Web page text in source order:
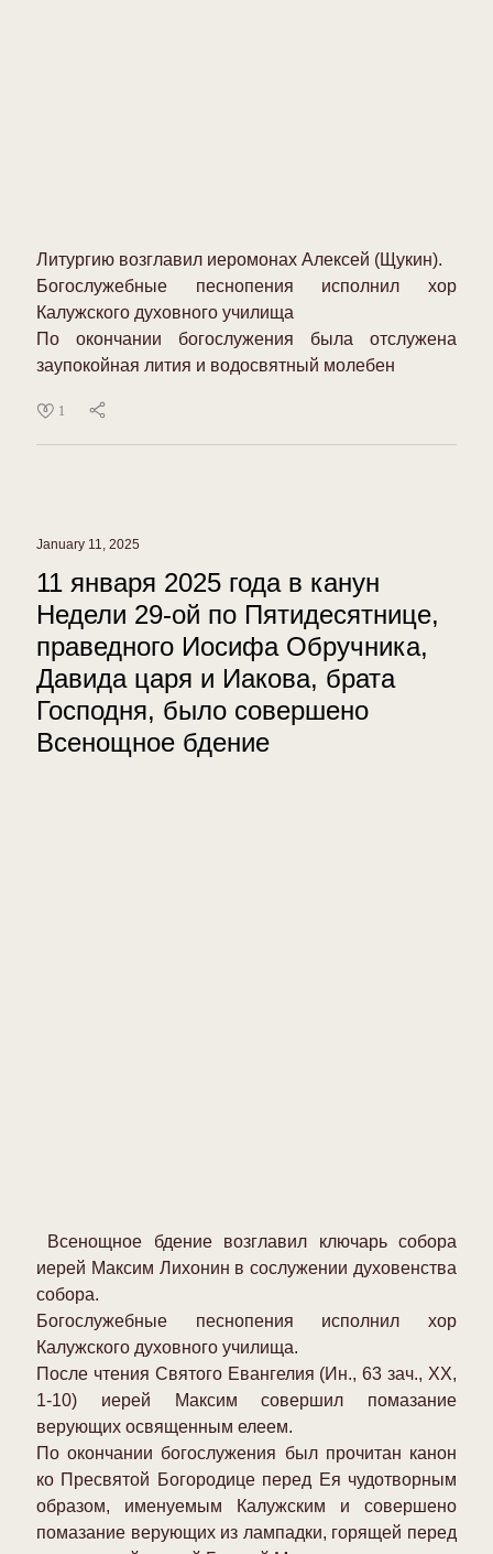
Литургию возглавил иеромонах Алексей (Щукин).
Богослужебные песнопения исполнил хор
Калужского духовного училища
По окончании богослужения была отслужена
заупокойная лития и водосвятный молебен
11 января 2025 года в канун
Недели 29-ой по Пятидесятнице,
праведного Иосифа Обручника,
Давида царя и Иакова, брата
Господня, было совершено
Всенощное бдение
иерей Максим Лихонин в сослужении духовенства
собора.
Богослужебные песнопения исполнил хор
Калужского духовного училища.
После чтения Святого Евангелия (Ин., 63 зач., XX,
1-10) иерей Максим совершил помазание
верующих освященным елеем.
По окончании богослужения был прочитан канон
ко Пресвятой Богородице перед Ея чудотворным
образом, именуемым Калужским и совершено
помазание верующих из лампадки, горящей перед
чудотворной иконой Божией Матери